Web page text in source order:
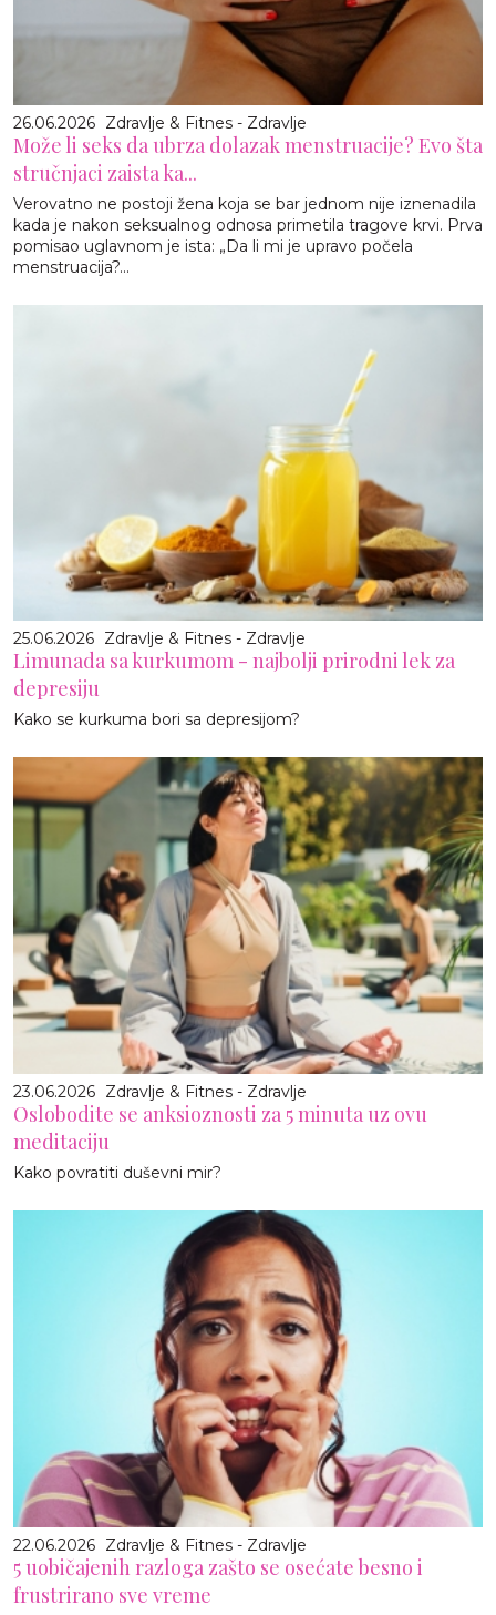
26.06.2026 Zdravlje & Fitnes - Zdravlje
Može li seks da ubrza dolazak menstruacije? Evo šta
stručnjaci zaista ka...
Verovatno ne postoji žena koja se bar jednom nije iznenadila
kada je nakon seksualnog odnosa primetila tragove krvi. Prva
pomisao uglavnom je ista: „Da li mi je upravo počela
menstruacija?...
25.06.2026 Zdravlje & Fitnes - Zdravlje
Limunada sa kurkumom - najbolji prirodni lek za
depresiju
Kako se kurkuma bori sa depresijom?
23.06.2026 Zdravlje & Fitnes - Zdravlje
Oslobodite se anksioznosti za 5 minuta uz ovu
meditaciju
Kako povratiti duševni mir?
22.06.2026 Zdravlje & Fitnes - Zdravlje
5 uobičajenih razloga zašto se osećate besno i
frustrirano sve vreme